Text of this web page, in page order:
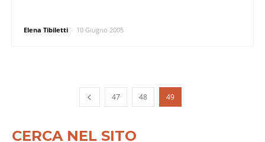
Elena Tibiletti - 10 Giugno 2005
47 48 49
CERCA NEL SITO